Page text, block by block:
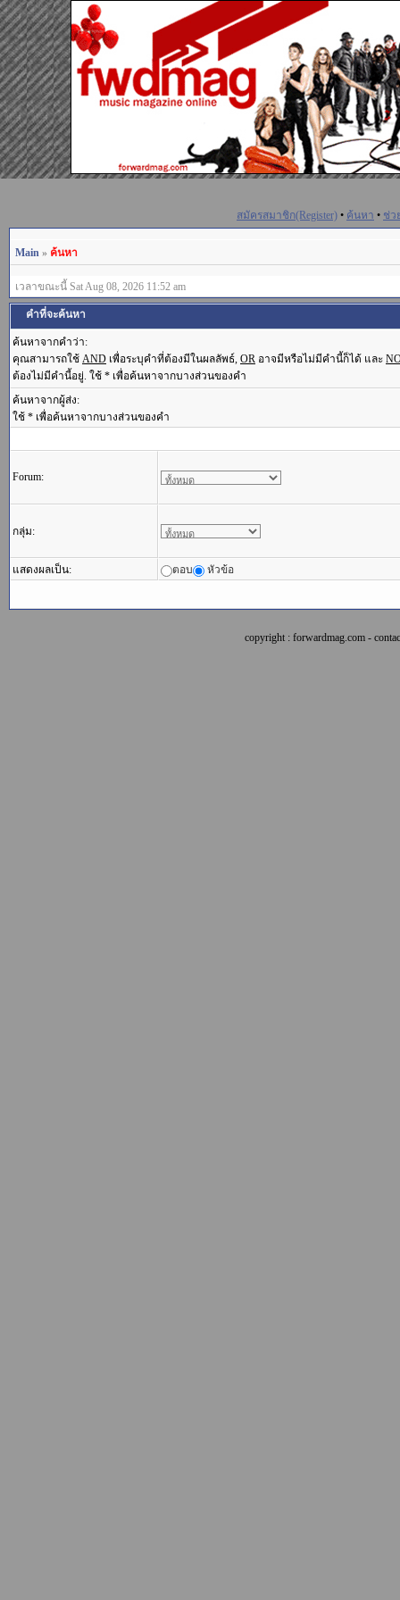
สมัครสมาชิก(Register) • ค้นหา • ช่ว
Main » ค้นหา
เวลาขณะนี้ Sat Aug 08, 2026 11:52 am
คำที่จะค้นหา
ค้นหาจากคำว่า:
คุณสามารถใช้ AND เพื่อระบุคำที่ต้องมีในผลลัพธ์, OR อาจมีหรือไม่มีคำนี้ก็ได้ และ
ต้องไม่มีคำนี้อยู่. ใช้ * เพื่อค้นหาจากบางส่วนของคำ
ค้นหาจากผู้ส่ง:
ใช้ * เพื่อค้นหาจากบางส่วนของคำ
Forum:
กลุ่ม:
แสดงผลเป็น: ตอบ หัวข้อ
copyright : forwardmag.com -